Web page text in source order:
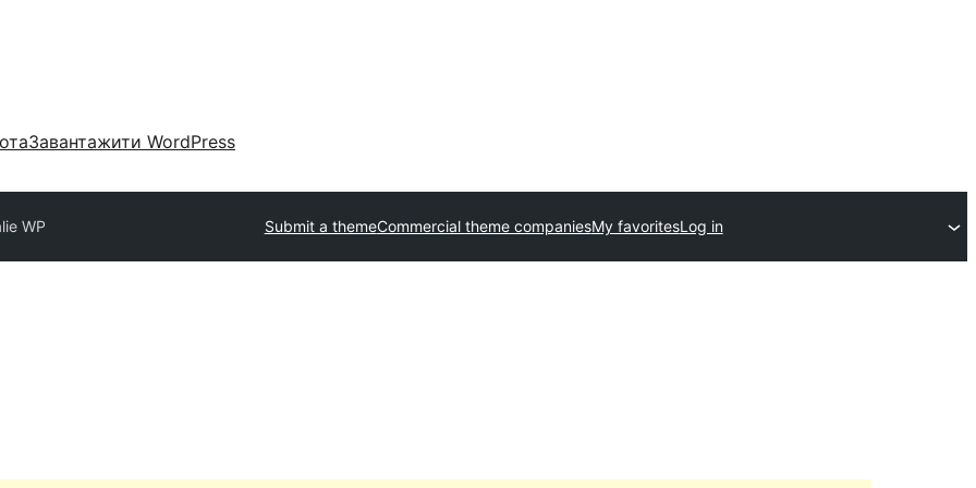
Завантажити WordPress
WP Submit a themeCommercial theme companiesMy favoritesLog in